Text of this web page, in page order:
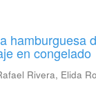
hamburguesa
en congelado
Rivera, Elida